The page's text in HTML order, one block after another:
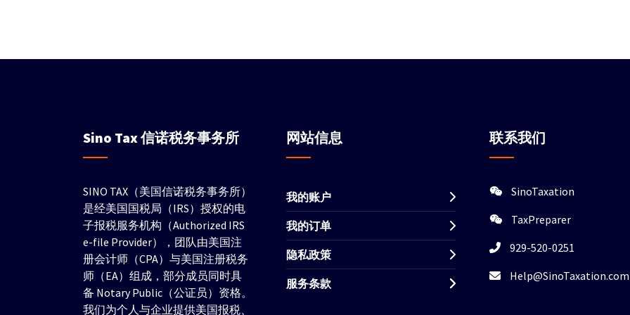
Sino Tax信诺税务事务所
SINO TAX（美国信诺税务事务所）
是经美国国税局（IRS）授权的电
子报税服务机构（Authorized IRS
e-file Provider），团队由美国注
册会计师（CPA）与美国注册税务
师（EA）组成，部分成员同时具
备 Notary Public（公证员）资格。
我们为个人与企业提供美国报税、
网站信息
我的账户
我的订单
隐私政策
服务条款
联系我们
SinoTaxation
TaxPreparer
929-520-0251
Help@SinoTaxation.com